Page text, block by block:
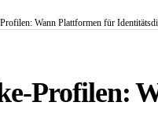
Wann Plattformen für
Profilen: